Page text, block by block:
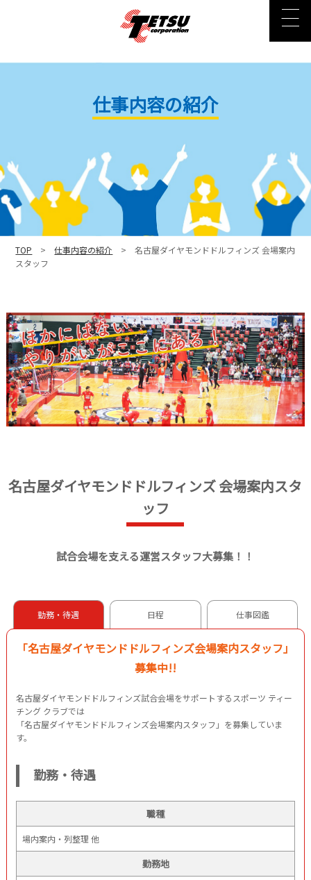
仕事内容の紹介
TOP >仕事内容の紹介 > 名古屋ダイヤモンドドルフィンズ 会場案内
スタッフ
名古屋ダイヤモンドドルフィンズ 会場案内スタ
ッフ
試合会場を支える運営スタッフ大募集！！
勤務・待遇
「名古屋ダイヤモンドドルフィンズ会場案内スタッフ」
募集中!!
名古屋ダイヤモンドドルフィンズ試合会場をサポートするスポーツ ティー
チング クラブでは
「名古屋ダイヤモンドドルフィンズ会場案内スタッフ」を募集していま
す。
勤務・待遇
職種
場内案内・列整理 他
勤務地
日程 仕事図鑑